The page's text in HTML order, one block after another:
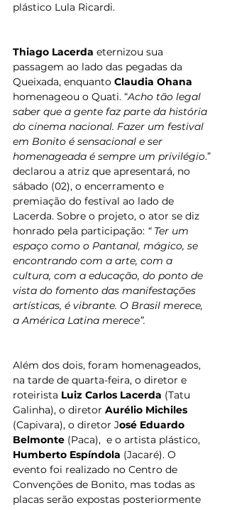
plástico Lula Ricardi.
Thiago Lacerda eternizou sua
passagem ao lado das pegadas da
Queixada, enquanto Claudia Ohana
homenageou o Quati. “Acho tão legal
saber que a gente faz parte da história
do cinema nacional. Fazer um festival
em Bonito é sensacional e ser
homenageada é sempre um privilégio.”
declarou a atriz que apresentará, no
sábado (02), o encerramento e
premiação do festival ao lado de
Lacerda. Sobre o projeto, o ator se diz
honrado pela participação: “ Ter um
espaço como o Pantanal, mágico, se
encontrando com a arte, com a
cultura, com a educação, do ponto de
vista do fomento das manifestações
artísticas, é vibrante. O Brasil merece,
a América Latina merece”.
Além dos dois, foram homenageados,
na tarde de quarta-feira, o diretor e
roteirista Luiz Carlos Lacerda (Tatu
Galinha), o diretor Aurélio Michiles
(Capivara), o diretor José Eduardo
Belmonte (Paca),  e o artista plástico,
Humberto Espíndola (Jacaré). O
evento foi realizado no Centro de
Convenções de Bonito, mas todas as
placas serão expostas posteriormente